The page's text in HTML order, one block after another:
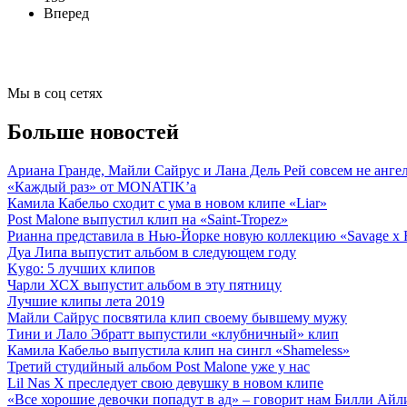
Вперед
Мы в соц сетях
Больше новостей
Ариана Гранде, Майли Сайрус и Лана Дель Рей совсем не
«Каждый раз» от MONATIK’а
Камила Кабельо сходит с ума в новом клипе «Liar»
Post Malone выпустил клип на «Saint-Tropez»
Рианна представила в Нью-Йорке новую коллекцию «Savage x
Дуа Липа выпустит альбом в следующем году
Kygo: 5 лучших клипов
Чарли ХСХ выпустит альбом в эту пятницу
Лучшие клипы лета 2019
Майли Сайрус посвятила клип своему бывшему мужу
Тини и Лало Эбратт выпустили «клубничный» клип
Камила Кабельо выпустила клип на сингл «Shameless»
Третий студийный альбом Post Malone уже у нас
Lil Nas X преследует свою девушку в новом клипе
«Все хорошие девочки попадут в ад» – говорит нам Билли